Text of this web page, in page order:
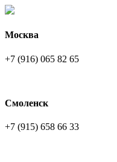
Москва
+7 (916) 065 82 65
Смоленск
+7 (915) 658 66 33